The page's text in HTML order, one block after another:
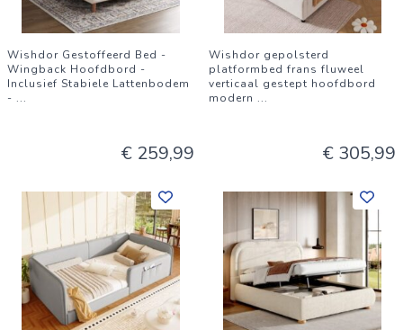
Wishdor Gestoffeerd Bed -
Wingback Hoofdbord -
Inclusief Stabiele Lattenbodem
- ...
€ 259,99
Wishdor gepolsterd
platformbed frans fluweel
verticaal gestept hoofdbord
modern ...
€ 305,99